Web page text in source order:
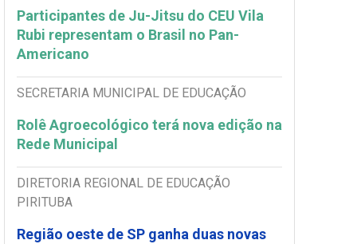
Participantes de Ju-Jitsu do CEU Vila
Rubi representam o Brasil no Pan-
Americano
SECRETARIA MUNICIPAL DE EDUCAÇÃO
Rolê Agroecológico terá nova edição na
Rede Municipal
DIRETORIA REGIONAL DE EDUCAÇÃO
PIRITUBA
Região oeste de SP ganha duas novas